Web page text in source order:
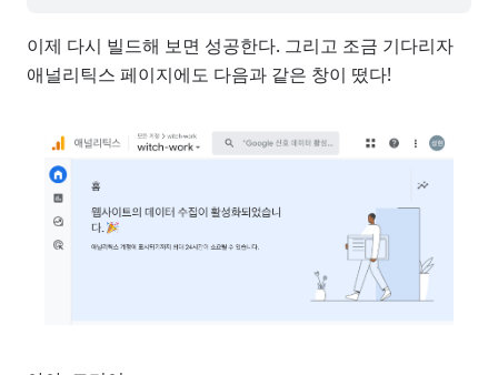
이제 다시 빌드해 보면 성공한다. 그리고 조금 기다리자
애널리틱스 페이지에도 다음과 같은 창이 떴다!